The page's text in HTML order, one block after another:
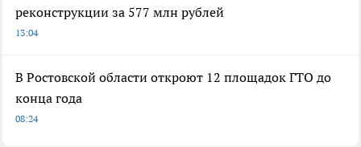
реконструкции за 577 млн рублей
13:04
В Ростовской области откроют 12 площадок ГТО до
конца года
08:24